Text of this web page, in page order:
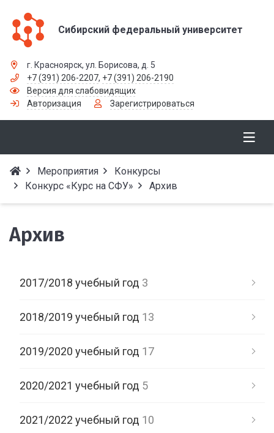
Сибирский федеральный университет
г. Красноярск, ул. Борисова, д. 5
+7 (391) 206-2207, +7 (391) 206-2190
Версия для слабовидящих
Авторизация
Зарегистрироваться
Мероприятия
Конкурсы
Конкурс «Курс на СФУ»
Архив
Архив
2017/2018 учебный год 3
2018/2019 учебный год 13
2019/2020 учебный год 17
2020/2021 учебный год 5
2021/2022 учебный год 10